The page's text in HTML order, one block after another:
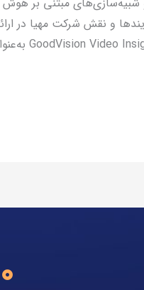
و نقش شرکت مهیا در